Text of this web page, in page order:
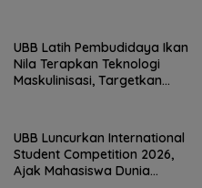
UBB Latih Pembudidaya Ikan
Nila Terapkan Teknologi
Maskulinisasi, Targetkan
UBB Luncurkan International
Student Competition 2026,
Ajak Mahasiswa Dunia